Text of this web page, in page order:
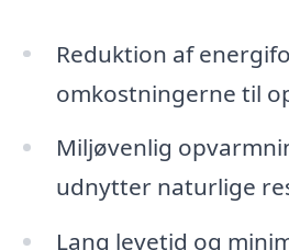
Reduktion af
omkostningerne til
Miljøvenlig
udnytter naturlige
Lang levetid og